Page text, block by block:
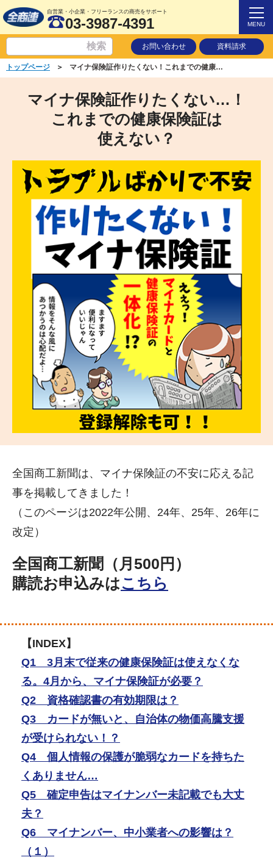
自営業・小企業・フリーランスの商売をサポート
03-3987-4391 MENU
お問い合わせ 資料請求
トップページ ＞ マイナ保険証作りたくない！これまでの健康保険証は使えない？
マイナ保険証作りたくない…！
これまでの健康保険証は
使えない？ ​
全国商工新聞は、マイナ保険証の不安に応える記
事を掲載してきました！
（このページは2022年公開、24年、25年、26年に
改定）
全国商工新聞（月500円）
購読お申込みはこちら
【INDEX】
Q1 3月末で従来の健康保険証は使えなくな
る。4月から、マイナ保険証が必要？
Q2 資格確認書の有効期限は？
Q3 カードが無いと、自治体の物価高騰支援
が受けられない！？
Q4 個人情報の保護が脆弱なカードを持ちた
くありません…
Q5 確定申告はマイナンバー未記載でも大丈
夫？
Q6 マイナンバー、中小業者への影響は？
（１）